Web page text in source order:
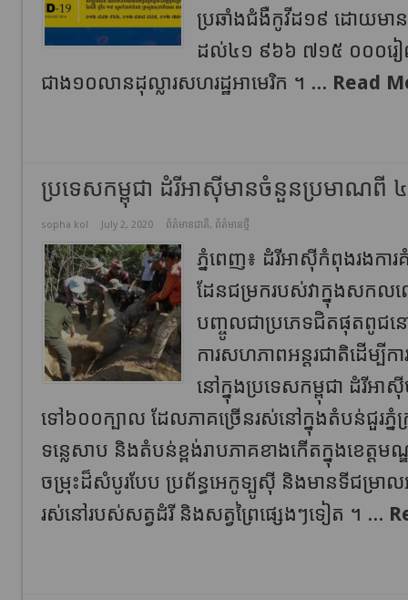
ប្រឆាំងជំងឺកូវីដ១៩ ដោយមា
ដល់៤១ ៩៦៦ ៧១៥ ០០០រ
ជាង១០លានដុល្លារសហរដ្ឋអាមេរិក ។ ... Read
ប្រទេស​កម្ពុជា ​ដំរី​អាស៊ី​មានចំនួន​ប្រមាណ​ពី​
sopha kol July 2, 2020 ព័ត៌មានជាតិ, ព័ត៌មានថ្មី
ភ្នំពេញ៖ ដំរីអាស៊ីកំពុងរងការ
ដែន​ជម្រក​របស់​វា​ក្នុង​សកល​
បញ្ចូល​ជាប្រភេទ​ជិត​ផុតពូជន
ការសហភាពអន្ដរជាតិដើម្បី​ក
នៅក្នុង​ប្រទេស​កម្ពុជា ​ដំរី​អ
ទៅ៦០០ក្បាល ដែល​ភាគ​ច្រើនរស់​​នៅក្នុង​តំបន់​ជួរភ្នំ
ទន្លេសាប និងតំបន់​ខ្ពង់​រាប​ភាគ​ខាង​កើតក្នុងខេត្ត
ចម្រុះដ៏សំបូរបែប ប្រព័ន្ធអេកូទ្បូស៊ី និងមានទីជម្
រស់នៅរបស់សត្វដំរី និងសត្វព្រៃផ្សេងៗទៀត ។ ...